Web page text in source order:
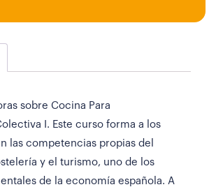
sobre Cocina Para
I. Este curso forma a los
las competencias propias del
y el turismo, uno de los
de la economía española. A